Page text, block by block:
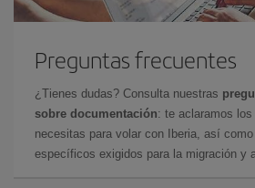
Preguntas frecuentes
¿Tienes dudas? Consulta nuestras
sobre documentación: te aclaramos
necesitas para volar con Iberia, así
específicos exigidos para la migración y